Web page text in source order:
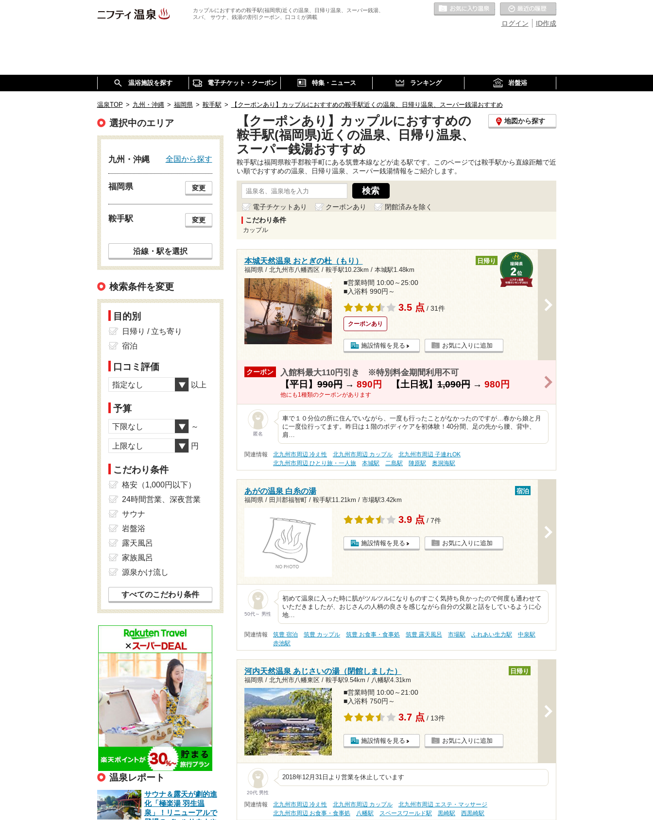
カップルにおすすめの鞍手駅(福岡県)近くの温泉、日帰り温泉、スーパー銭湯、
スパ、 サウナ、銭湯の割引クーポン、口コミが満載
ID作成
ログイン
お気に入りの温泉
温浴施設を探す 電子チケット・クーポン 特集・ニュース ランキング 岩盤浴
温泉TOP > 九州・沖縄 > 福岡県 > 鞍手駅 > 【クーポンあり】カップルにおすすめの鞍手駅近くの温泉、日帰り温泉、スーパー銭湯おすすめ
【クーポンあり】カップルにおすすめの
鞍手駅(福岡県)近くの温泉、日帰り温泉、
スーパー銭湯おすすめ
地図から探す
鞍手駅は福岡県鞍手郡鞍手町にある筑豊本線などが走る駅です。このページでは鞍手駅から直線距離で近
い順でおすすめの温泉、日帰り温泉、スーパー銭湯情報をご紹介します。
電子チケットあり クーポンあり
閉館済みを除く
こだわり条件
カップル
本城天然温泉 おとぎの杜（もり）
福岡県 / 北九州市八幡西区 / 鞍手駅10.23km / 本城駅1.48km
日帰り
■営業時間 10:00～25:00
■入浴料 990円～
3.5 点 / 31件
クーポンあり
施設情報を見る お気に入りに追加
クーポン 入館料最大110円引き ※特別料金期間利用不可
【平日】990円→ 890円 【土日祝】1,090円→ 980円
他にも1種類のクーポンがあります
匿名
車で１０分位の所に住んでいながら、一度も行ったことがなかったのですが…春から娘と月
に一度位行ってます。昨日は１階のボディケアを初体験！40分間、足の先から腰、背中、
肩…
関連情報 北九州市周辺 冷え性 北九州市周辺 カップル
北九州市周辺 子連れOK
北九州市周辺 ひとり旅・一人旅
本城駅 二島駅 陣原駅 奥洞海駅
あがの温泉 白糸の湯
福岡県 / 田川郡福智町 / 鞍手駅11.21km / 市場駅3.42km
宿泊
3.9 点 / 7件
施設情報を見る お気に入りに追加
50代～ 男性
初めて温泉に入った時に肌がツルツルになりものすごく気持ち良かったので何度も通わせて
いただきましたが、おじさんの人柄の良さを感じながら自分の父親と話をしているように心
地…
関連情報 筑豊 宿泊 筑豊 カップル 筑豊 お食事・食事処 筑豊 露天風呂 市場駅 ふれあい生力駅
中泉駅
赤池駅
河内天然温泉 あじさいの湯（閉館しました）
福岡県 / 北九州市八幡東区 / 鞍手駅9.54km / 八幡駅4.31km
日帰り
■営業時間 10:00～21:00
■入浴料 750円～
3.7 点 / 13件
施設情報を見る お気に入りに追加
20代 男性
2018年12月31日より営業を休止しています
関連情報 北九州市周辺 冷え性 北九州市周辺 カップル
北九州市周辺 エステ・マッサージ
北九州市周辺 お食事・食事処
八幡駅 スペースワールド駅 黒崎駅 西黒崎駅
選択中のエリア
九州・沖縄 全国から探す
福岡県 変更
鞍手駅 変更
沿線・駅を選択
検索条件を変更
目的別
日帰り / 立ち寄り
宿泊
口コミ評価
指定なし 以上
予算
下限なし ～
上限なし 円
こだわり条件
格安（1,000円以下）
24時間営業、深夜営業
サウナ
岩盤浴
露天風呂
家族風呂
源泉かけ流し
すべてのこだわり条件
温泉レポート
サウナ＆露天が劇的進
化「極楽湯 羽生温
泉」！リニューアルで